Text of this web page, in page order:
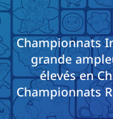
Championnats
grande
élevés en
Championnats